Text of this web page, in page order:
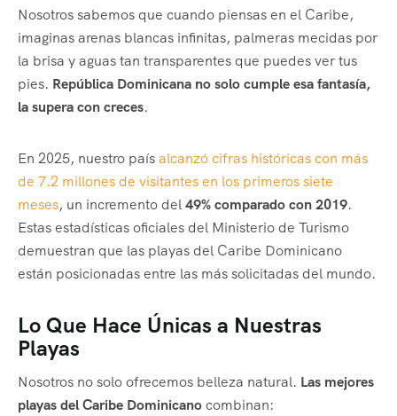
Nosotros sabemos que cuando piensas en el Caribe,
imaginas arenas blancas infinitas, palmeras mecidas por
la brisa y aguas tan transparentes que puedes ver tus
pies. República Dominicana no solo cumple esa fantasía,
la supera con creces.
En 2025, nuestro paísalcanzó cifras históricas con más
de 7.2 millones de visitantes en los primeros siete
meses, un incremento del49% comparado con 2019.
Estas estadísticas oficiales del Ministerio de Turismo
demuestran que las playas del Caribe Dominicano
están posicionadas entre las más solicitadas del mundo.
Lo Que Hace Únicas a Nuestras
Playas
Nosotros no solo ofrecemos belleza natural. Las mejores
playas del Caribe Dominicanocombinan: